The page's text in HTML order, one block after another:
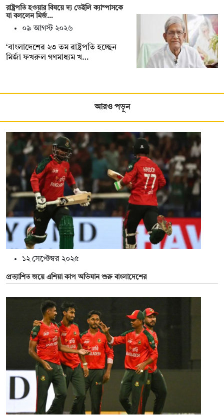
রাষ্ট্রপতি হওয়ার বিষয়ে দ্য ডেইলি ক্যাম্পাসকে
যা বললেন মির্জ…
০৯ আগস্ট ২০২৬
‘বাংলাদেশের ২৩ তম রাষ্ট্রপতি হচ্ছেন
মির্জা ফখরুল গণমাধ্যম খ…
আরও পড়ুন
১২ সেপ্টেম্বর ২০২৫
প্রত‍্যাশিত জয়ে এশিয়া কাপ অভিযান শুরু বাংলাদেশের